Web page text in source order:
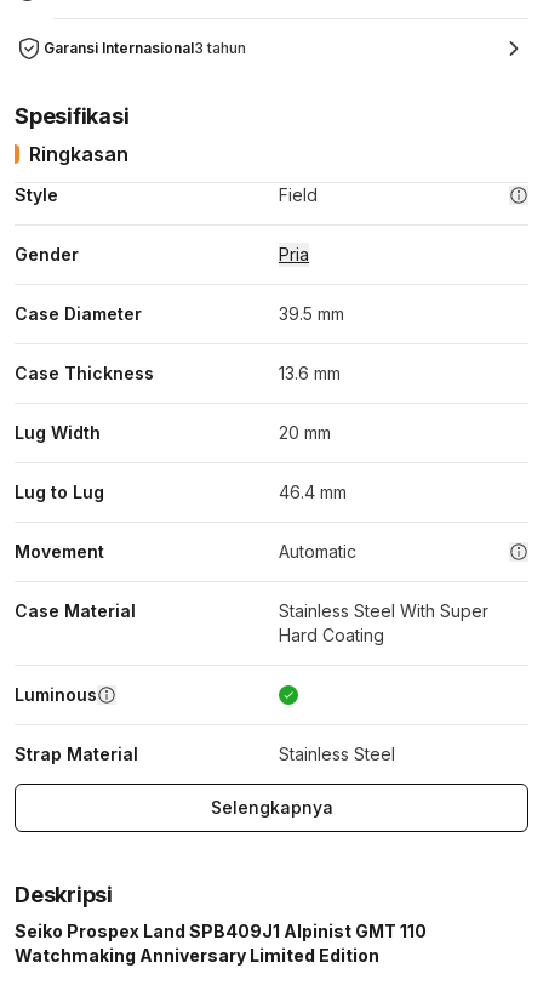
Garansi Internasional3 tahun
Spesifikasi
Ringkasan
Style Field
Gender Pria
Case Diameter 39.5 mm
Case Thickness 13.6 mm
Lug Width 20 mm
Lug to Lug 46.4 mm
Movement Automatic
Case Material
Stainless Steel With Super
Hard Coating
Luminous
Strap Material Stainless Steel
Selengkapnya
Deskripsi
Seiko Prospex Land SPB409J1 Alpinist GMT 110
Watchmaking Anniversary Limited Edition